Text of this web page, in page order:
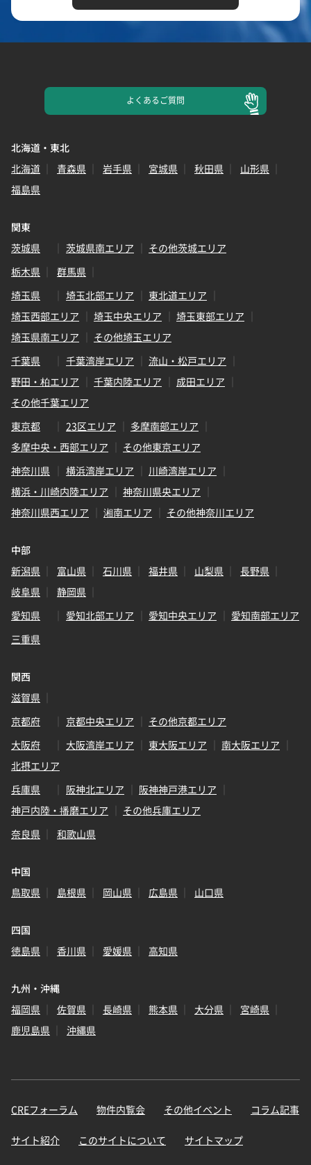
よくあるご質問
北海道・東北
北海道
青森県 岩手県 宮城県 秋田県
山形県
福島県
関東
茨城県
茨城県南エリア
その他茨城エリア
栃木県
群馬県
埼玉県
埼玉北部エリア
東北道エリア
埼玉西部エリア
埼玉中央エリア
埼玉東部エリア
埼玉県南エリア
その他埼玉エリア
千葉県
千葉湾岸エリア
流山・松戸エリア
野田・柏エリア
千葉内陸エリア
成田エリア
その他千葉エリア
東京都
23区エリア
多摩南部エリア
多摩中央・西部エリア
その他東京エリア
神奈川県
横浜湾岸エリア
川崎湾岸エリア
横浜・川崎内陸エリア
神奈川県央エリア
神奈川県西エリア
湘南エリア その他神奈川エリア
中部
新潟県
富山県 石川県 福井県 山梨県
長野県
岐阜県
静岡県
愛知県
愛知北部エリア 愛知中央エリア
愛知南部エリア
三重県
関西
滋賀県
京都府
京都中央エリア
その他京都エリア
大阪府
大阪湾岸エリア 東大阪エリア
南大阪エリア
北摂エリア
兵庫県
阪神北エリア
阪神神戸港エリア
神戸内陸・播磨エリア
その他兵庫エリア
奈良県
和歌山県
中国
鳥取県
島根県 岡山県 広島県 山口県
四国
徳島県
香川県 愛媛県 高知県
九州・沖縄
福岡県
佐賀県 長崎県 熊本県 大分県
宮崎県
鹿児島県
沖縄県
CREフォーラム 物件内覧会 その他イベント コラム記事
サイト紹介 このサイトについて サイトマップ